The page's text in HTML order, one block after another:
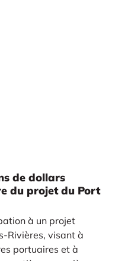
de dollars
du projet du Port
à un projet
Rivières, visant à
portuaires et à